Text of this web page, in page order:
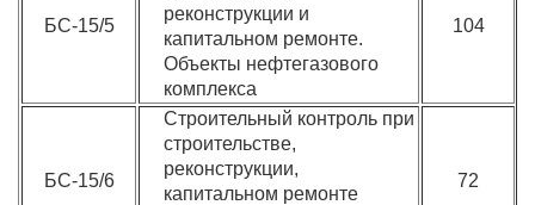
БС-15/5
реконструкции и
капитальном ремонте.
Объекты нефтегазового
комплекса
104
БС-15/6
Строительный контроль при
строительстве,
реконструкции,
капитальном ремонте
72